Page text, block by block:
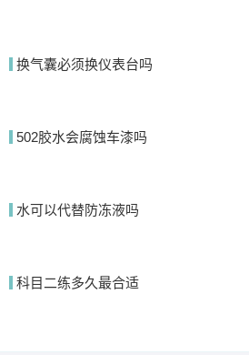
换气囊必须换仪表台吗
502胶水会腐蚀车漆吗
水可以代替防冻液吗
科目二练多久最合适